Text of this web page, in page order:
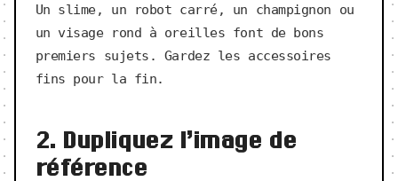
Un slime, un robot carré, un champignon ou
un visage rond à oreilles font de bons
premiers sujets. Gardez les accessoires
fins pour la fin.
2. Dupliquez l’image de
référence